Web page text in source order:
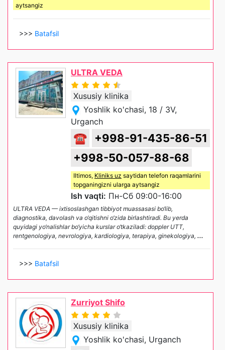
aytsangiz
>>> Batafsil
ULTRA VEDA
Xususiy klinika
Yoshlik ko'chasi, 18 / 3V,
Urganch
☎
+998-91-435-86-51
+998-50-057-88-68
Iltimos, Kliniks uz saytidan telefon raqamlarini
topganingizni ularga aytsangiz
Ish vaqti: Пн-Сб 09:00-16:00
ULTRA VEDA — ixtisoslashgan tibbiyot muassasasi bo‘lib,
diagnostika, davolash va o‘qitishni o‘zida birlashtiradi. Bu yerda
quyidagi yo‘nalishlar bo‘yicha kurslar o‘tkaziladi: doppler UTT,
rentgenologiya, nevrologiya, kardiologiya, terapiya, ginekologiya, ...
>>> Batafsil
Zurriyot Shifo
Xususiy klinika
Yoshlik ko'chasi, Urganch